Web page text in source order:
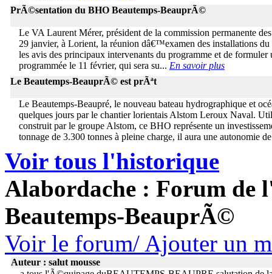
PrÃ©sentation du BHO Beautemps-BeauprÃ©
Le VA Laurent Mérer, président de la commission permanente
29 janvier, à Lorient, la réunion dâ€™examen des installations
les avis des principaux intervenants du programme et de
programmée le 11 février, qui sera su... En savoir plus
Le Beautemps-BeauprÃ© est prÃªt
Le Beautemps-Beaupré, le nouveau bateau hydrographique et
quelques jours par le chantier lorientais Alstom Leroux Naval.
construit par le groupe Alstom, ce BHO représente un
tonnage de 3.300 tonnes à pleine charge, il aura une autonomie
Voir tous l'historique
Alabordache : Forum de
Beautemps-BeauprÃ©
Voir le forum/ Ajouter un
Auteur : salut mousse